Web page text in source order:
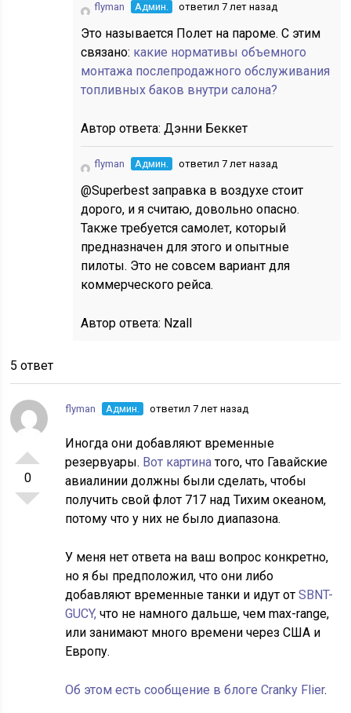
flyman Админ. ответил 7 лет назад
Это называется Полет на пароме. С этим
связано: какие нормативы объемного
монтажа послепродажного обслуживания
топливных баков внутри салона?
Автор ответа:Дэнни Беккет
flyman Админ. ответил 7 лет назад
@Superbest заправка в воздухе стоит
дорого, и я считаю, довольно опасно.
Также требуется самолет, который
предназначен для этого и опытные
пилоты. Это не совсем вариант для
коммерческого рейса.
Автор ответа: Nzall
5 ответ
0
flyman Админ. ответил 7 лет назад
Иногда они добавляют временные
резервуары. Вот картинатого, что Гавайские
авиалинии должны были сделать, чтобы
получить свой флот 717 над Тихим океаном,
потому что у них не было диапазона.
У меня нет ответа на ваш вопрос конкретно,
но я бы предположил, что они либо
добавляют временные танки и идут отSBNT-
GUCY,что не намного дальше, чем max-range,
или занимают много времени через США и
Европу.
Об этом есть сообщение в блоге Cranky Flier.